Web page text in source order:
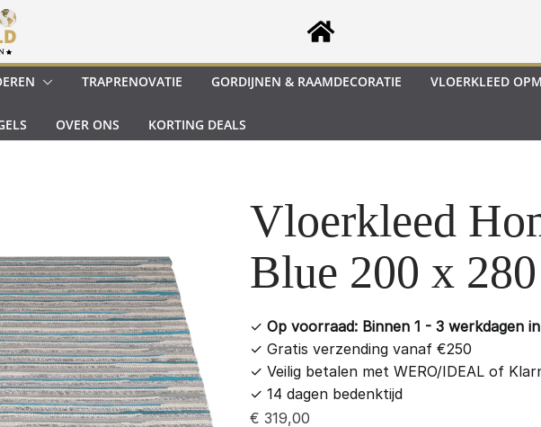
TRAPRENOVATIE GORDIJNEN & RAAMDECORATIE VLOERKLEED
OVER ONS KORTING DEALS
Vloerkleed
Blue 200 x
✓ Op voorraad: Binnen 1 - 3 werkdagen
✓ Gratis verzending vanaf €250
✓ Veilig betalen met WERO/IDEAL of
✓ 14 dagen bedenktijd
€ 319,00